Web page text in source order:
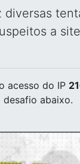
diversas
a
acesso do IP
desafio abaixo.